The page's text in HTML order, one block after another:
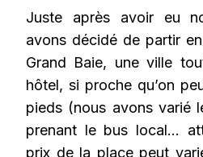
Juste après avoir eu
avons décidé de partir
Grand Baie, une ville
hôtel, si proche qu’on
pieds (nous avons varié
prenant le bus local…
prix de la place peut